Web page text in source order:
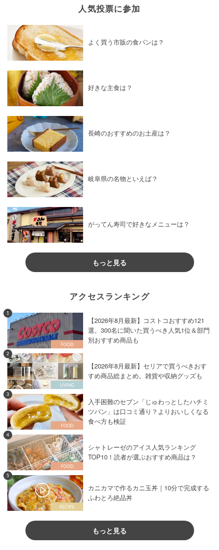
人気投票に参加
よく買う市販の食パンは？
好きな主食は？
長崎のおすすめのお土産は？
岐阜県の名物といえば？
がってん寿司で好きなメニューは？
もっと見る
アクセスランキング
1
【2026年8月最新】コストコおすすめ121
選。300名に聞いた買うべき人気1位＆部門
別おすすめ商品も
2
【2026年8月最新】セリアで買うべきおす
すめ商品総まとめ。雑貨や収納グッズも
3
入手困難のセブン「じゅわっとしたハチミ
ツパン」は口コミ通り？よりおいしくなる
食べ方も検証
4
シャトレーゼのアイス人気ランキング
TOP10！読者が選ぶおすすめ商品は？
5
カニカマで作るカニ玉丼｜10分で完成する
ふわとろ絶品丼
もっと見る